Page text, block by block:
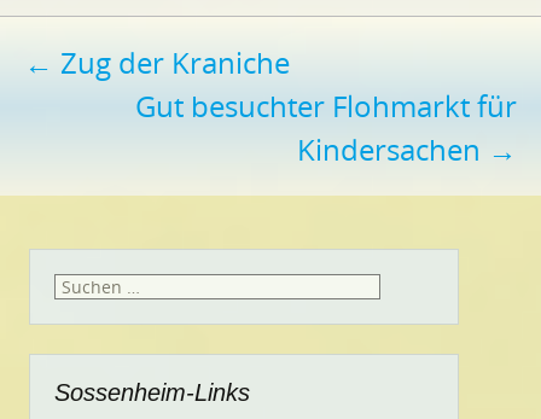
Beitragsnavigation
← Zug der Kraniche
Gut besuchter Flohmarkt für
Kindersachen →
Suchen
Sossenheim-Links